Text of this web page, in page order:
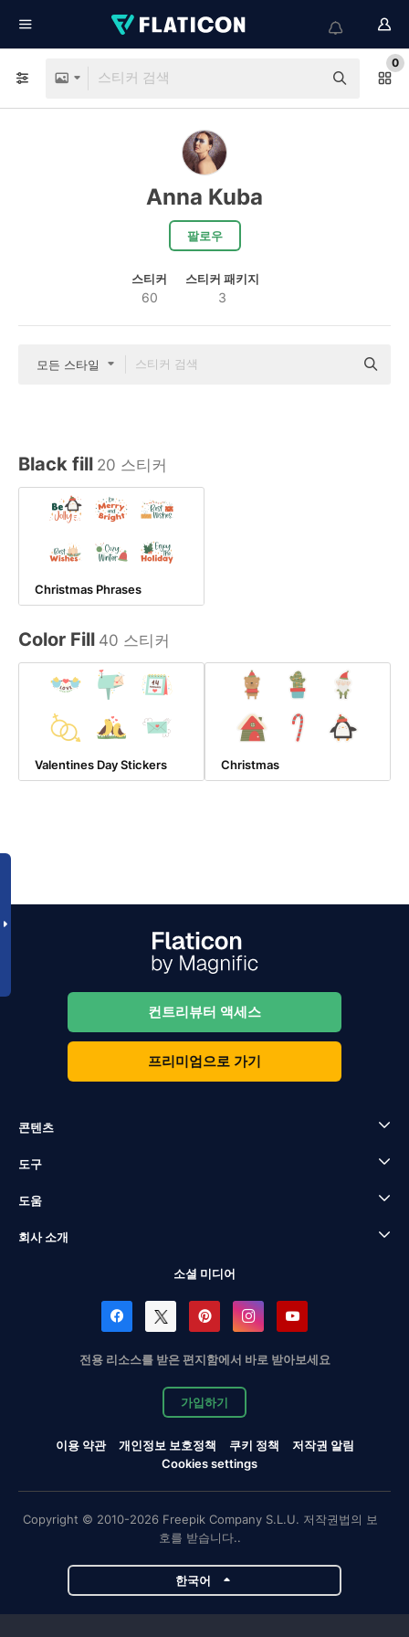
0
Anna Kuba
팔로우
스티커
60
스티커 패키지
3
모든 스타일
Black fill 20 스티커
Christmas Phrases
Color Fill 40 스티커
Valentines Day Stickers Christmas
컨트리뷰터 액세스
프리미엄으로 가기
콘텐츠
도구
도움
회사 소개
소셜 미디어
전용 리소스를 받은 편지함에서 바로 받아보세요
가입하기
이용 약관 개인정보 보호정책 쿠키 정책
저작권 알림
Cookies settings
Copyright © 2010-2026 Freepik Company S.L.U. 저작권법의 보
호를 받습니다..
한국어